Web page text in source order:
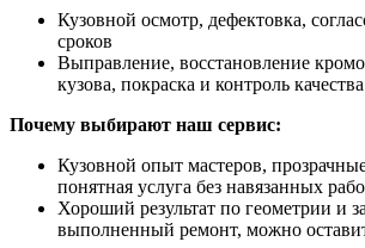
Кузовной осмотр, дефектовка,
сроков
Выправление, восстановление
кузова, покраска и контроль качества
Почему выбирают наш сервис:
Кузовной опыт мастеров,
понятная услуга без навязанных
Хороший результат по геометрии и
выполненный ремонт, можно